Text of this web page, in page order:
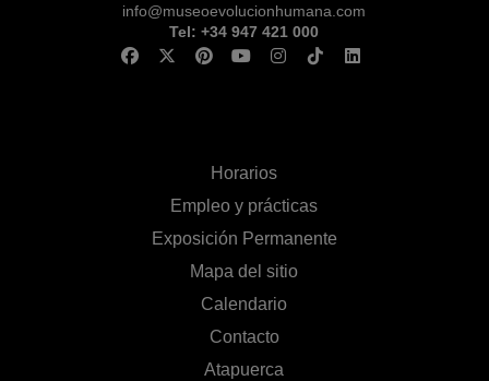
info@museoevolucionhumana.com
Tel: +34 947 421 000
Horarios
Empleo y prácticas
Exposición Permanente
Mapa del sitio
Calendario
Contacto
Atapuerca